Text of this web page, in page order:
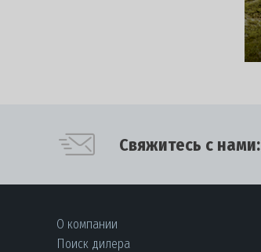
Свяжитесь с нами:
О компании
Поиск дилера